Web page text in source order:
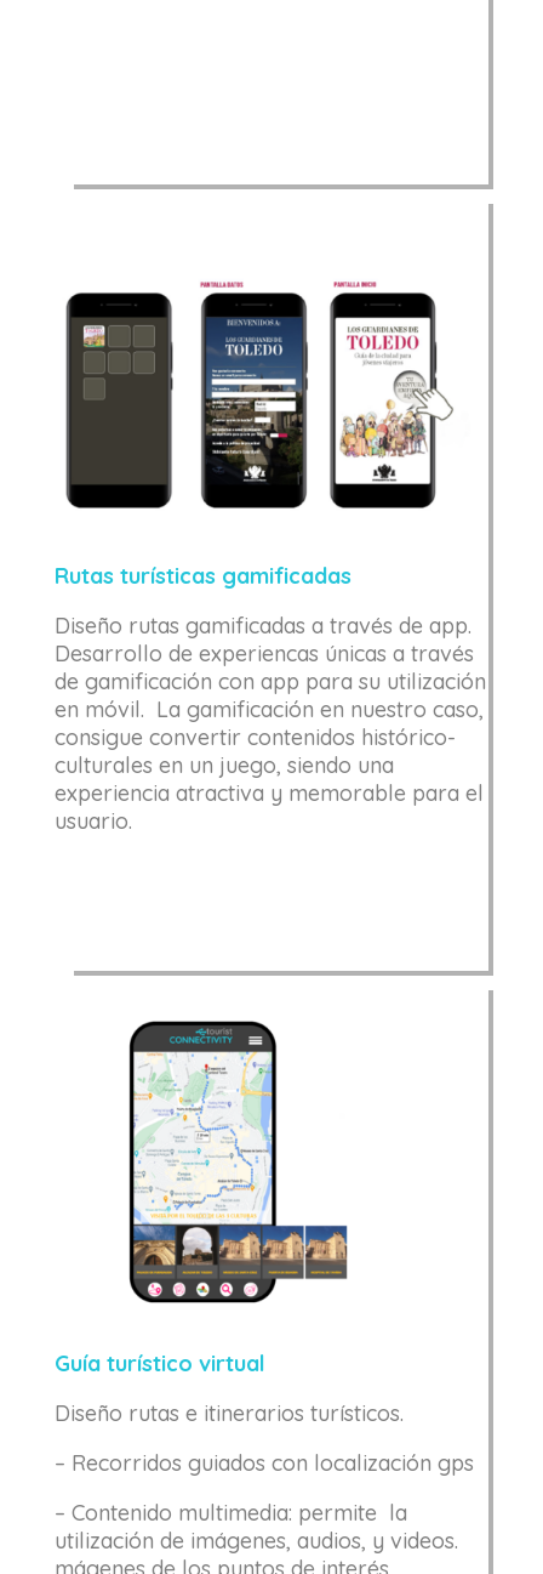
Rutas turísticas gamificadas
Diseño rutas gamificadas a través de app.
Desarrollo de experiencas únicas a través
de gamificación con app para su utilización
en móvil. La gamificación en nuestro caso,
consigue convertir contenidos histórico-
culturales en un juego, siendo una
experiencia atractiva y memorable para el
usuario.
Guía turístico virtual
Diseño rutas e itinerarios turísticos.
– Recorridos guiados con localización gps
– Contenido multimedia: permite la
utilización de imágenes, audios, y videos.